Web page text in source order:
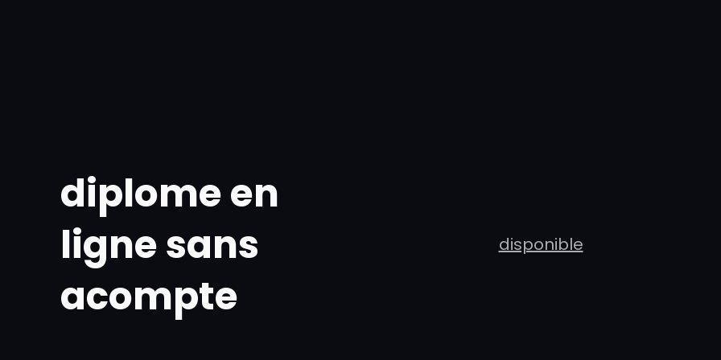
diplome en
ligne sans
acompte
disponible